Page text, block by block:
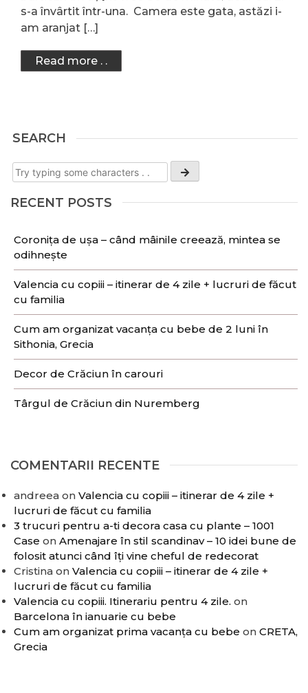
SEARCH
RECENT POSTS
Coronița de ușa – când mâinile creează, mintea se
odihnește
Valencia cu copiii – itinerar de 4 zile + lucruri de făcut
cu familia
Cum am organizat vacanța cu bebe de 2 luni în
Sithonia, Grecia
Decor de Crăciun în carouri
Târgul de Crăciun din Nuremberg
COMENTARII RECENTE
andreea on Valencia cu copiii – itinerar de 4 zile +
lucruri de făcut cu familia
3 trucuri pentru a-ti decora casa cu plante – 1001
Case on Amenajare în stil scandinav – 10 idei bune de
folosit atunci când îți vine cheful de redecorat
Cristina on Valencia cu copiii – itinerar de 4 zile +
lucruri de făcut cu familia
Valencia cu copiii. Itinerariu pentru 4 zile. on
Barcelona în ianuarie cu bebe
Cum am organizat prima vacanța cu bebe on CRETA,
Grecia
s-a învârtit într-una. Camera este gata, astăzi i-
am aranjat […]
Read more . .